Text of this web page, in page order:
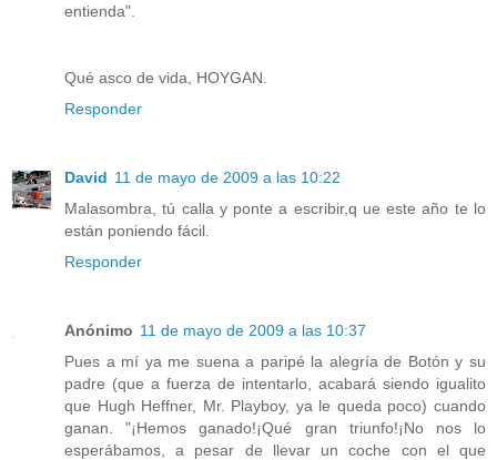
entienda".
Qué asco de vida, HOYGAN.
Responder
David 11 de mayo de 2009 a las 10:22
Malasombra, tú calla y ponte a escribir,q ue este año te lo
están poniendo fácil.
Responder
Anónimo 11 de mayo de 2009 a las 10:37
Pues a mí ya me suena a paripé la alegría de Botón y su
padre (que a fuerza de intentarlo, acabará siendo igualito
que Hugh Heffner, Mr. Playboy, ya le queda poco) cuando
ganan. "¡Hemos ganado!¡Qué gran triunfo!¡No nos lo
esperábamos, a pesar de llevar un coche con el que